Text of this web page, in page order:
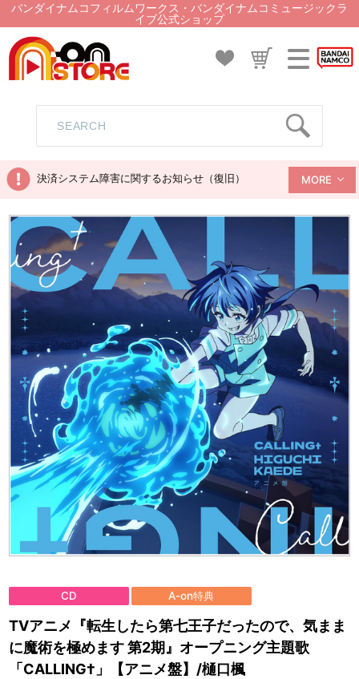
バンダイナムコフィルムワークス・バンダイナムコミュージックラ
イブ公式ショップ
決済システム障害に関するお知らせ（復旧） MORE
CD A-on特典
TVアニメ『転生したら第七王子だったので、気まま
に魔術を極めます 第2期』オープニング主題歌
「CALLING†」【アニメ盤】/樋口楓